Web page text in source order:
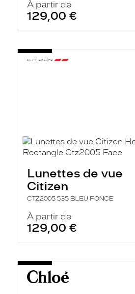
À partir de
129,00 €
Lunettes de vue
Citizen
CTZ2005 535 BLEU FONCE
À partir de
129,00 €